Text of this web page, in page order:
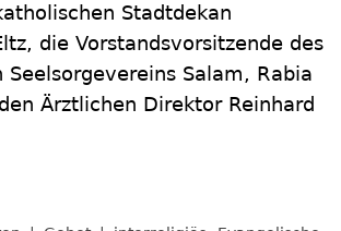
Stadtdekan
die Vorstandsvorsitzende des
Seelsorgevereins Salam, Rabia
Ärztlichen Direktor Reinhard